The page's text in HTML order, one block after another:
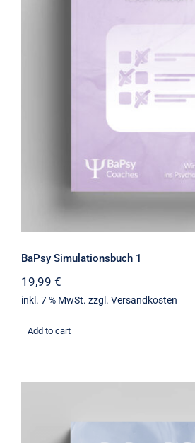
BaPsy
BaPsy Simulationsbuch 1
19,99 €
inkl. 7 % MwSt. zzgl. Versandkosten
Add to cart